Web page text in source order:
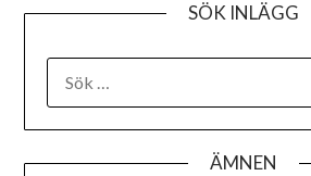
SÖK INLÄGG
ÄMNEN